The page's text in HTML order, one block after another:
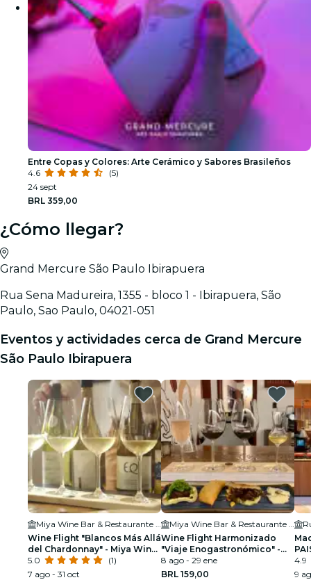
Entre Copas y Colores: Arte Cerámico y Sabores Brasileños
4.6
(5)
24 sept
BRL 359,00
¿Cómo llegar?
Grand Mercure São Paulo Ibirapuera
Rua Sena Madureira, 1355 - bloco 1 - Ibirapuera, São
Paulo, Sao Paulo, 04021-051
Eventos y actividades cerca de Grand Mercure
São Paulo Ibirapuera
Wine Flight "Blancos Más Allá
del Chardonnay" - Miya Wine
Bar Moema
5.0
(1)
7 ago - 31 oct
Wine Flight Harmonizado
"Viaje Enogastronómico" -
Miya Wine Bar Moema
8 ago - 29 ene
BRL 159,00
4.9
9